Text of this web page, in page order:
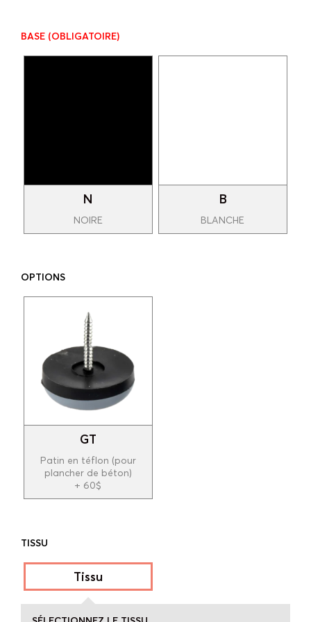
BASE (OBLIGATOIRE)
N
NOIRE
B
BLANCHE
OPTIONS
GT
Patin en téflon (pour
plancher de béton)
+ 60$
TISSU
Tissu
* Les prix peuvent être sujets à changement.